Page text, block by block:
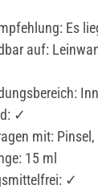
Es
auf:
✓
mit:
15 ml
✓